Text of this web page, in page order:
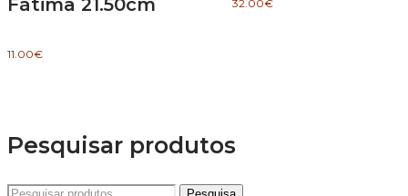
Fátima 21.50cm
11.00€
32.00€
Pesquisar produtos
Pesquisar